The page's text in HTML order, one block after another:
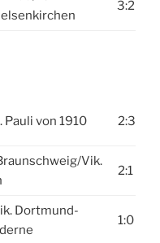
3:2
Pauli von 1910 2:3
Vik.
2:1
Dortmund-
1:0